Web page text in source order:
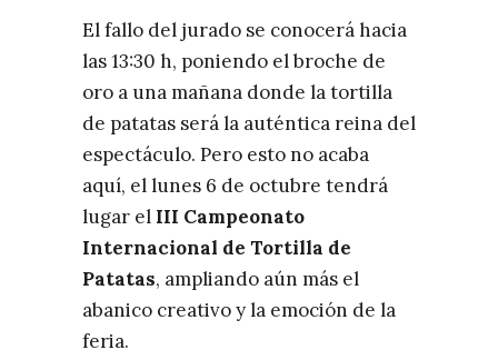
El fallo del jurado se conocerá hacia
las 13:30 h, poniendo el broche de
oro a una mañana donde la tortilla
de patatas será la auténtica reina del
espectáculo. Pero esto no acaba
aquí, el lunes 6 de octubre tendrá
lugar el III Campeonato
Internacional de Tortilla de
Patatas, ampliando aún más el
abanico creativo y la emoción de la
feria.